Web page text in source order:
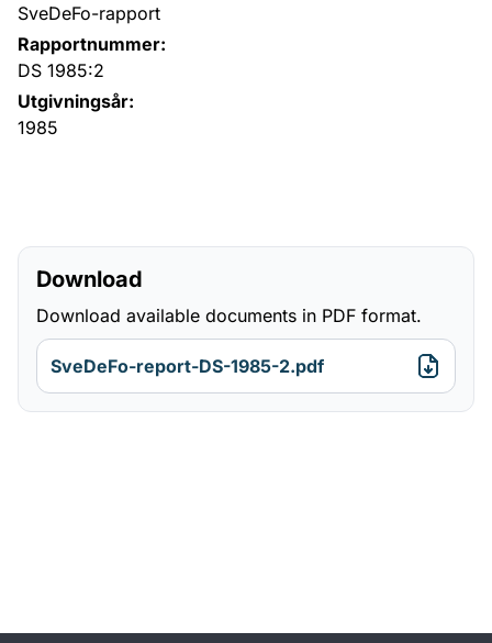
SveDeFo-rapport
Rapportnummer:
DS 1985:2
Utgivningsår:
1985
Download
Download available documents in PDF format.
SveDeFo-report-DS-1985-2.pdf